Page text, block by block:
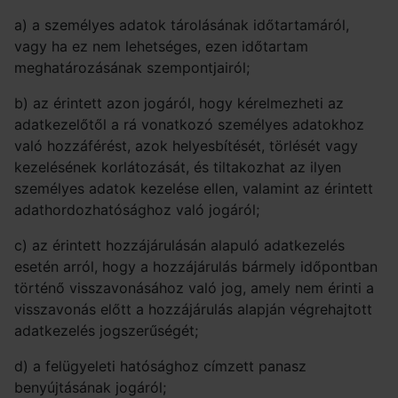
a) a személyes adatok tárolásának időtartamáról,
vagy ha ez nem lehetséges, ezen időtartam
meghatározásának szempontjairól;
b) az érintett azon jogáról, hogy kérelmezheti az
adatkezelőtől a rá vonatkozó személyes adatokhoz
való hozzáférést, azok helyesbítését, törlését vagy
kezelésének korlátozását, és tiltakozhat az ilyen
személyes adatok kezelése ellen, valamint az érintett
adathordozhatósághoz való jogáról;
c) az érintett hozzájárulásán alapuló adatkezelés
esetén arról, hogy a hozzájárulás bármely időpontban
történő visszavonásához való jog, amely nem érinti a
visszavonás előtt a hozzájárulás alapján végrehajtott
adatkezelés jogszerűségét;
d) a felügyeleti hatósághoz címzett panasz
benyújtásának jogáról;